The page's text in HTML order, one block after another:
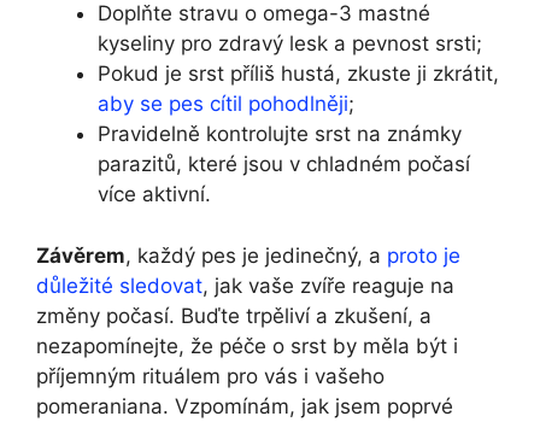
Doplňte stravu o omega-3 mastné
kyseliny pro zdravý lesk a pevnost srsti;
Pokud je srst příliš hustá, zkuste ji zkrátit,
aby se pes cítil pohodlněji;
Pravidelně kontrolujte srst na známky
parazitů, které jsou v chladném počasí
více aktivní.
Závěrem, každý pes je jedinečný, a proto je
důležité sledovat, jak vaše zvíře reaguje na
změny počasí. Buďte trpěliví a zkušení, a
nezapomínejte, že péče o srst by měla být i
příjemným rituálem pro vás i vašeho
pomeraniana. Vzpomínám, jak jsem poprvé